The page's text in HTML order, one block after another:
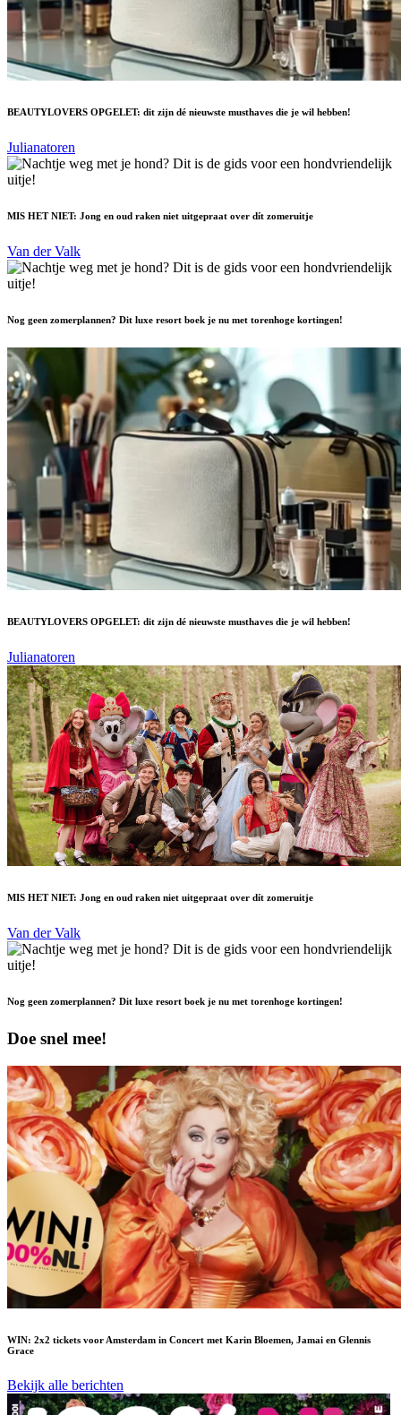
BEAUTYLOVERS OPGELET: dit zijn dé nieuwste musthaves die je wil hebben!
Julianatoren
MIS HET NIET: Jong en oud raken niet uitgepraat over dít zomeruitje
Van der Valk
Nog geen zomerplannen? Dit luxe resort boek je nu met torenhoge kortingen!
BEAUTYLOVERS OPGELET: dit zijn dé nieuwste musthaves die je wil hebben!
Julianatoren
MIS HET NIET: Jong en oud raken niet uitgepraat over dít zomeruitje
Van der Valk
Nog geen zomerplannen? Dit luxe resort boek je nu met torenhoge kortingen!
Doe snel mee!
WIN: 2x2 tickets voor Amsterdam in Concert met Karin Bloemen, Jamai en Glennis
Grace
Bekijk alle berichten